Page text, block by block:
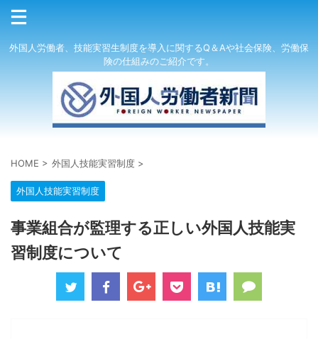
外国人労働者、技能実習生制度を導入に関するQ＆Aや社会保険、労働保
険の仕組みのご紹介です。
HOME > 外国人技能実習制度 >
外国人技能実習制度
事業組合が監理する正しい外国人技能実
習制度について